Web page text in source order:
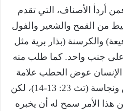
أردأ الأصناف، التي تقدم
من القمح والشعير والفول
والكرسنة (بذار برية مثل
على جنب واحد. كما طلب منه
الإنسان عوض الحطب علامة
ما بلغه الشعب من دنس ونجاسة (تث 23: 13-14)، لكن
هذا الأمر سمح له أن يخبره